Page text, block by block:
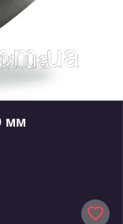
мм